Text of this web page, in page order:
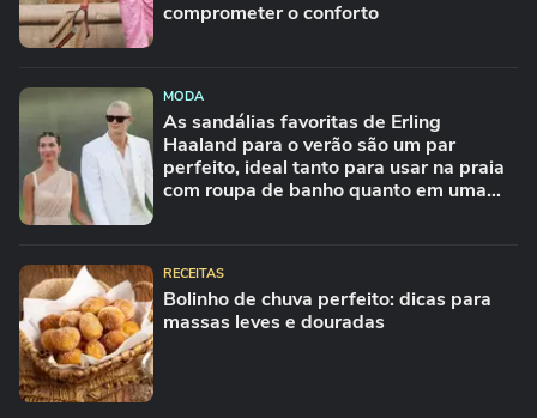
comprometer o conforto
MODA
As sandálias favoritas de Erling
Haaland para o verão são um par
perfeito, ideal tanto para usar na praia
com roupa de banho quanto em uma
RECEITAS
Bolinho de chuva perfeito: dicas para
massas leves e douradas